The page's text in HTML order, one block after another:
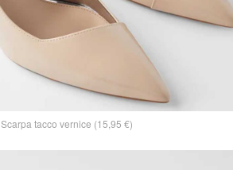
Scarpa tacco vernice (15,95 €)